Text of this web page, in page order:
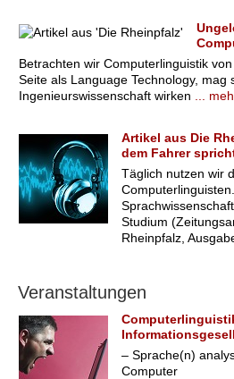
Betrachten wir Computerlinguistik
Seite als Language Technology, mag
Ingenieurswissenschaft wirken
...
Artikel aus Die
dem Fahrer
Täglich nutzen wir
Studium
Rheinpfalz,
Veranstaltungen
– Sprache(n)
Computer